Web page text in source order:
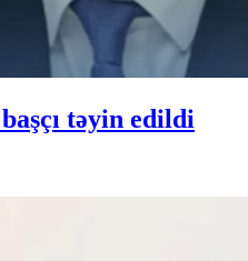
təyin edildi